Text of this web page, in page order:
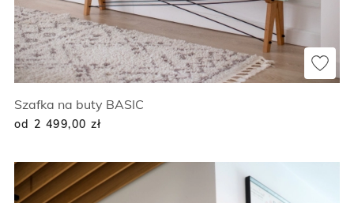
Szafka na buty BASIC
od 2 499,00 zł